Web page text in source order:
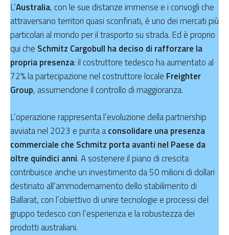
L’Australia, con le sue distanze immense e i convogli che
attraversano territori quasi sconfinati, è uno dei mercati più
particolari al mondo per il trasporto su strada. Ed è proprio
qui che Schmitz Cargobull ha deciso di rafforzare la
propria presenza: il costruttore tedesco ha aumentato al
72% la partecipazione nel costruttore locale Freighter
Group, assumendone il controllo di maggioranza.
L’operazione rappresenta l’evoluzione della partnership
avviata nel 2023 e punta aconsolidare una presenza
commerciale che Schmitz porta avanti nel Paese da
oltre quindici anni. A sostenere il piano di crescita
contribuisce anche un investimento da 50 milioni di dollari
destinato all’ammodernamento dello stabilimento di
Ballarat, con l’obiettivo di unire tecnologie e processi del
gruppo tedesco con l’esperienza e la robustezza dei
prodotti australiani.